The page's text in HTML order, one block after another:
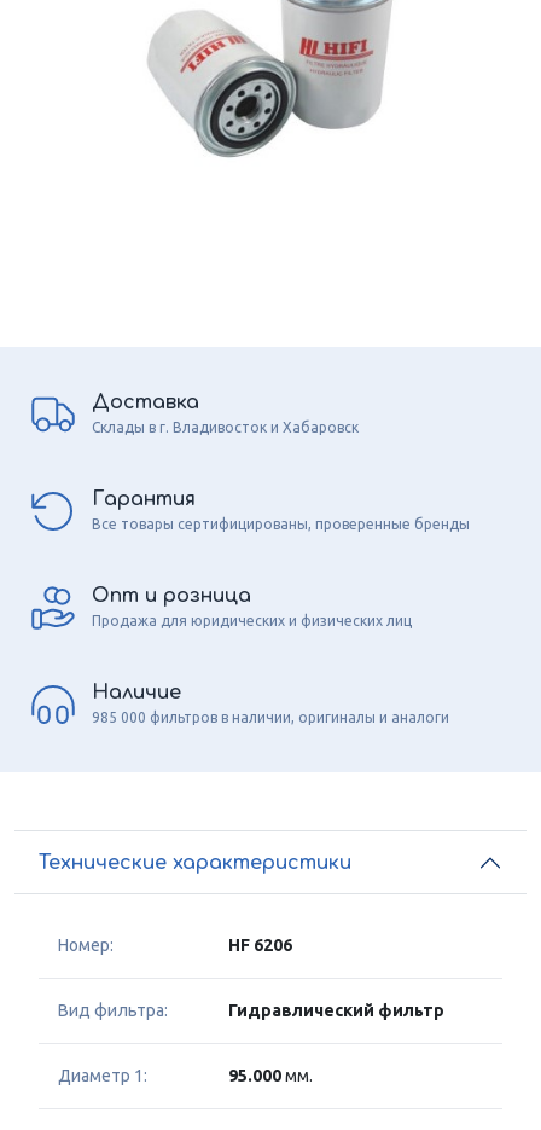
Доставка
Склады в г. Владивосток и Хабаровск
Гарантия
Все товары сертифицированы, проверенные бренды
Опт и розница
Продажа для юридических и физических лиц
Наличие
985 000 фильтров в наличии, оригиналы и аналоги
Технические характеристики
Номер: HF 6206
Вид фильтра: Гидравлический фильтр
Диаметр 1: 95.000мм.